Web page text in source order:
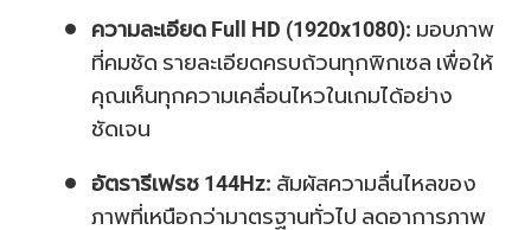
ความละเอียด Full HD (1920x1080): มอบภาพ
ที่คมชัด รายละเอียดครบถ้วนทุกพิกเซล เพื่อให้
คุณเห็นทุกความเคลื่อนไหวในเกมได้อย่าง
ชัดเจน
อัตรารีเฟรช 144Hz: สัมผัสความลื่นไหลของ
ภาพที่เหนือกว่ามาตรฐานทั่วไป ลดอาการภาพ